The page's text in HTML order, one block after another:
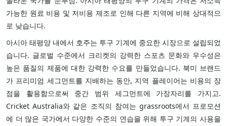
가능한 원료 비용 및 저비용 제조로 인해 다른 지역에 비해 상대적으
로 낮습니다.
아시아 태평양 내에서 호주는 투구 기계에 중요한 시장으로 설립되었
습니다. 글로벌 수준에서 크리켓의 강력한 스포츠 문화와 우수성은
높은 품질의 제품에 대한 강력한 수요를 만들었습니다. 북미 브랜드
가 프리미엄 세그먼트를 지배하는 동안, 지역 플레이어는 비용의 장
점을 활용함으로써 중간 범위 세그먼트에 가장자리를 가지고.
Cricket Australia와 같은 조직의 참여는 grassroots에서 프로모션
에 더 많은 국가에서 다양한 수준의 연습을 위해 투구 기계의 사용을